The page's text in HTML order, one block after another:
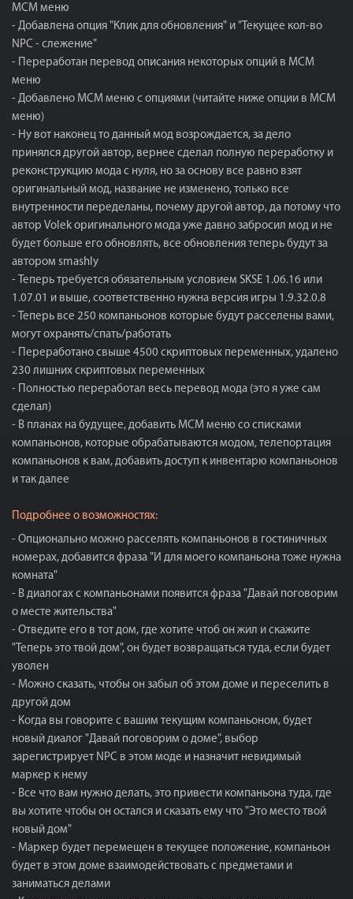
МСМ меню
- Добавлена опция "Клик для обновления" и "Текущее кол-во
NPC - слежение"
- Переработан перевод описания некоторых опций в МСМ
меню
- Добавлено МСМ меню с опциями (читайте ниже опции в МСМ
меню)
- Ну вот наконец то данный мод возрождается, за дело
принялся другой автор, вернее сделал полную переработку и
реконструкцию мода с нуля, но за основу все равно взят
оригинальный мод, название не изменено, только все
внутренности переделаны, почему другой автор, да потому что
автор Volek оригинального мода уже давно забросил мод и не
будет больше его обновлять, все обновления теперь будут за
автором smashly
- Теперь требуется обязательным условием SKSE 1.06.16 или
1.07.01 и выше, соответственно нужна версия игры 1.9.32.0.8
- Теперь все 250 компаньонов которые будут расселены вами,
могут охранять/спать/работать
- Переработано свыше 4500 скриптовых переменных, удалено
230 лишних скриптовых переменных
- Полностью переработал весь перевод мода (это я уже сам
сделал)
- В планах на будущее, добавить МСМ меню со списками
компаньонов, которые обрабатываются модом, телепортация
компаньонов к вам, добавить доступ к инвентарю компаньонов
и так далее
Подробнее о возможностях:
- Опционально можно расселять компаньонов в гостиничных
номерах, добавится фраза "И для моего компаньона тоже нужна
комната"
- В диалогах с компаньонами появится фраза "Давай поговорим
о месте жительства"
- Отведите его в тот дом, где хотите чтоб он жил и скажите
"Теперь это твой дом", он будет возвращаться туда, если будет
уволен
- Можно сказать, чтобы он забыл об этом доме и переселить в
другой дом
- Когда вы говорите с вашим текущим компаньоном, будет
новый диалог "Давай поговорим о доме", выбор
зарегистрирует NPC в этом моде и назначит невидимый
маркер к нему
- Все что вам нужно делать, это привести компаньона туда, где
вы хотите чтобы он остался и сказать ему что "Это место твой
новый дом"
- Маркер будет перемещен в текущее положение, компаньон
будет в этом доме взаимодействовать с предметами и
заниматься делами